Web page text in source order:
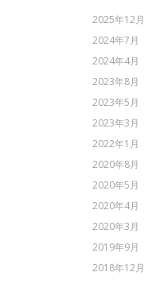
2025年12月
2024年7月
2024年4月
2023年8月
2023年5月
2023年3月
2022年1月
2020年8月
2020年5月
2020年4月
2020年3月
2019年9月
2018年12月